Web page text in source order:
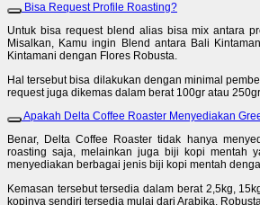
Bisa Request Profile Roasting?
Untuk bisa request blend alias bisa mix antara
Misalkan, Kamu ingin Blend antara Bali
Kintamani dengan Flores Robusta.
Hal tersebut bisa dilakukan dengan minimal
request juga dikemas dalam berat 100gr atau 250gr.
Apakah Delta Coffee Roaster Menyediakan
Benar, Delta Coffee Roaster tidak hanya
roasting saja, melainkan juga biji kopi mentah
menyediakan berbagai jenis biji kopi mentah
Kemasan tersebut tersedia dalam berat 2,5kg,
kopinya sendiri tersedia mulai dari Arabika,